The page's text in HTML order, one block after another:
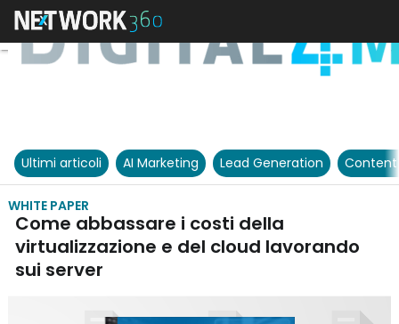
Ultimi articoli AI Marketing Lead Generation
WHITE PAPER
Come abbassare i costi della
virtualizzazione e del cloud lavorando
sui server